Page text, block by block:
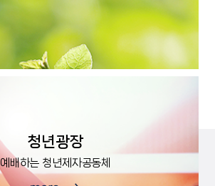
청년광장
예배하는 청년제자공동체